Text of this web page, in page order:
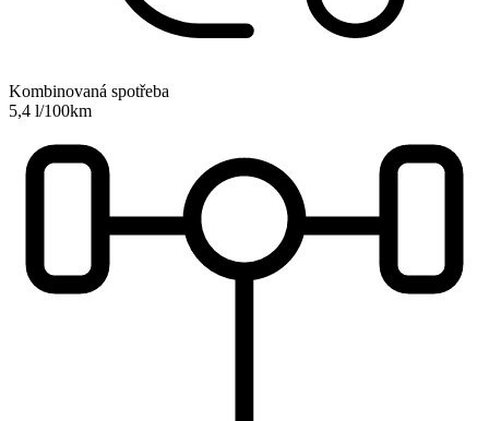
Kombinovaná spotřeba
5,4 l/100km